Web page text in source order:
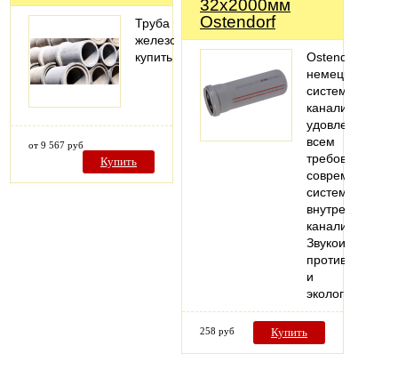
Труба
железобетонная
купить
от 9 567 руб
Купить
32х2000мм
Ostendorf
Ostendorf-
немецкая
система
канализации,
всем
требованиям
современных
систем
внутренней
канализации.
Звукоизоляция,
и
258 руб Купить